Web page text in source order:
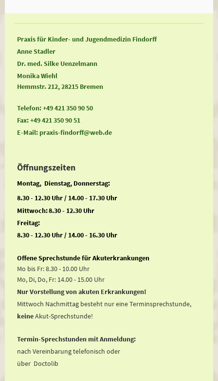
Praxis für Kinder- und Jugendmedizin Findorff
Anne Stadler
Dr. med. Silke Uenzelmann
Monika Wiehl
Hemmstr. 212, 28215 Bremen
Telefon: +49 421 350 90 50
Fax: +49 421 350 90 51
E-Mail: praxis-findorff@web.de
Öffnungszeiten
Montag, Dienstag, Donnerstag:
8.30 - 12.30 Uhr / 14.00 - 17.30 Uhr
Mittwoch:8.30 - 12.30 Uhr
Freitag:
8.30 - 12.30 Uhr / 14.00 - 16.30 Uhr
Offene Sprechstunde für Akuterkrankungen
Mo bis Fr: 8.30 - 10.00 Uhr
Mo, Di, Do, Fr: 14.00 - 15.00 Uhr
Nur Vorstellung von akuten Erkrankungen!
Mittwoch Nachmittag besteht nur eine Terminsprechstunde,
keineAkut-Sprechstunde!
Termin-Sprechstunden mit Anmeldung:
nach Vereinbarung telefonisch oder
über Doctolib